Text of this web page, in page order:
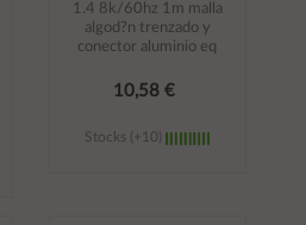
1.4 8k/60hz 1m malla
algod?n trenzado y
conector aluminio eq
10,58 €
Stocks (+10)